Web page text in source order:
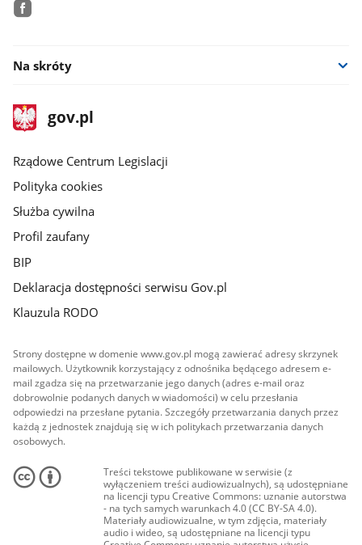
Na skróty
stopka
gov.plStrona
gov.pl
Rządowe Centrum Legislacji
Polityka cookies
Służba cywilna
Profil zaufany
BIP
Deklaracja dostępności serwisu Gov.pl
Klauzula RODO
Strony dostępne w domenie www.gov.pl mogą zawierać adresy skrzynek
mailowych. Użytkownik korzystający z odnośnika będącego adresem e-
mail zgadza się na przetwarzanie jego danych (adres e-mail oraz
dobrowolnie podanych danych w wiadomości) w celu przesłania
odpowiedzi na przesłane pytania. Szczegóły przetwarzania danych przez
każdą z jednostek znajdują się w ich politykach przetwarzania danych
osobowych.
Treści tekstowe publikowane w serwisie (z
wyłączeniem treści audiowizualnych), są udostępniane
na licencji typu Creative Commons: uznanie autorstwa
- na tych samych warunkach 4.0 (CC BY-SA 4.0).
Materiały audiowizualne, w tym zdjęcia, materiały
audio i wideo, są udostępniane na licencji typu